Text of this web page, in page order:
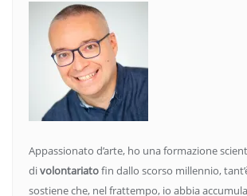
Appassionato d’arte, ho una formazione
divolontariatofin dallo scorso millennio,
sostiene che, nel frattempo, io abbia